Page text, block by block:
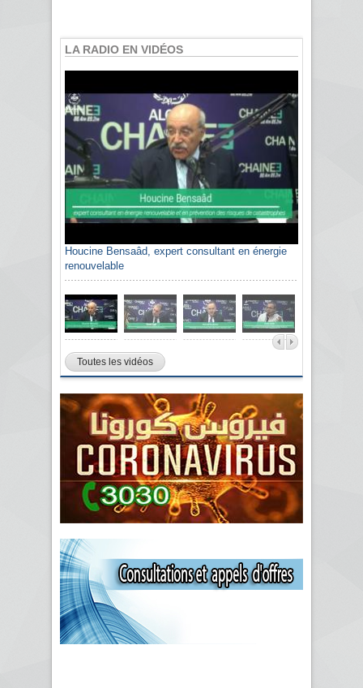
LA RADIO EN VIDÉOS
Houcine Bensaâd, expert consultant en énergie
renouvelable
Toutes les vidéos